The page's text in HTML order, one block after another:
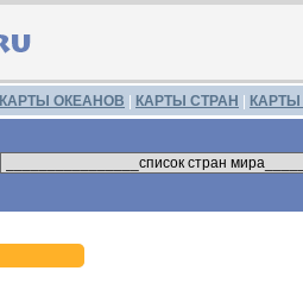
КАРТЫ ОКЕАНОВ КАРТЫ СТРАН